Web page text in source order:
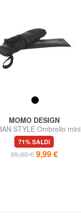
MOMO DESIGN
STYLE Ombrello mini
71% SALDI
35,00 € 9,99 €